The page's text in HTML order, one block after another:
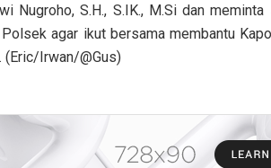
S.H., S.IK., M.Si dan meminta
agar ikut bersama membantu
(Eric/Irwan/@Gus)